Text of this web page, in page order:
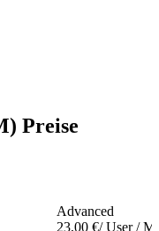
Preise
Advanced
23,00 €/ User /